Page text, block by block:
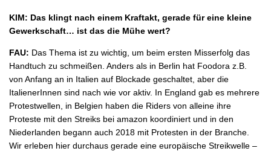
KIM: Das klingt nach einem Kraftakt, gerade für eine kleine
Gewerkschaft… ist das die Mühe wert?
FAU: Das Thema ist zu wichtig, um beim ersten Misserfolg das
Handtuch zu schmeißen. Anders als in Berlin hat Foodora z.B.
von Anfang an in Italien auf Blockade geschaltet, aber die
ItalienerInnen sind nach wie vor aktiv. In England gab es mehrere
Protestwellen, in Belgien haben die Riders von alleine ihre
Proteste mit den Streiks bei amazon koordiniert und in den
Niederlanden begann auch 2018 mit Protesten in der Branche.
Wir erleben hier durchaus gerade eine europäische Streikwelle –